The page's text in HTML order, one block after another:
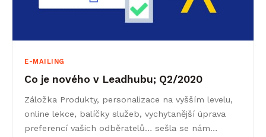
E-MAILING
Co je nového v Leadhubu; Q2/2020
Záložka Produkty, personalizace na vyšším levelu,
online lekce, balíčky služeb, vychytanější úprava
preferencí vašich odběratelů… sešla se nám